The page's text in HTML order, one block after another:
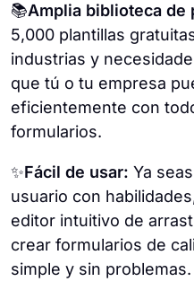
📚Amplia biblioteca de
5,000 plantillas
industrias y
que tú o tu empresa
eficientemente con
formularios.
✨Fácil de usar: Ya
usuario con
editor intuitivo de
crear formularios de
simple y sin problemas.